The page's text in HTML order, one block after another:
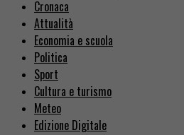
Cronaca
Attualità
Economia e scuola
Politica
Sport
Cultura e turismo
Meteo
Edizione Digitale